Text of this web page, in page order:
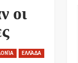
οι
ΕΛΛΆΔΑ